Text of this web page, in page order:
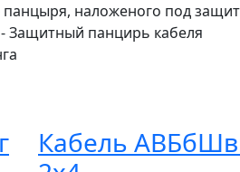
панцыря, наложеного под
Защитный панцирь кабеля
Кабель